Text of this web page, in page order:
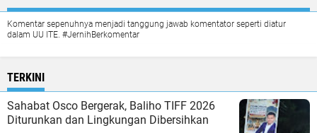
Komentar sepenuhnya menjadi tanggung jawab komentator seperti diatur
dalam UU ITE. #JernihBerkomentar
TERKINI
Sahabat Osco Bergerak, Baliho TIFF 2026
Diturunkan dan Lingkungan Dibersihkan